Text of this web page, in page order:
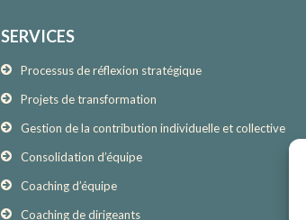
SERVICES
Processus de réflexion stratégique
Projets de transformation
Gestion de la contribution individuelle et collective
Consolidation d’équipe
Coaching d’équipe
Coaching de dirigeants